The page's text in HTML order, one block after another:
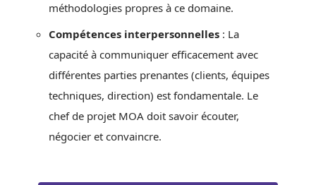
méthodologies propres à ce domaine.
Compétences interpersonnelles : La
capacité à communiquer efficacement avec
différentes parties prenantes (clients, équipes
techniques, direction) est fondamentale. Le
chef de projet MOA doit savoir écouter,
négocier et convaincre.